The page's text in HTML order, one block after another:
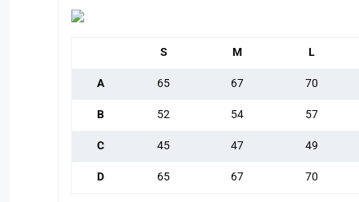
S M L
A 65 67 70
B 52 54 57
C 45 47 49
D 65 67 70